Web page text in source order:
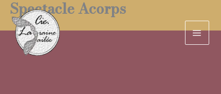
Aller
contenu
Spectacle Acorps